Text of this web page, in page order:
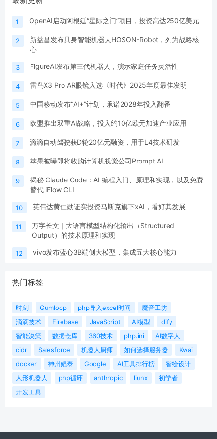
1 OpenAI启动阿根廷“星际之门”项目，投资高达250亿美元
2
新益昌发布具身智能机器人HOSON-Robot，列为战略核
心
3 FigureAI发布第三代机器人，演示家庭任务灵活性
4 雷鸟X3 Pro AR眼镜入选《时代》2025年度最佳发明
5 中国移动发布“AI+”计划，承诺2028年投入翻番
6 欧盟推出双重AI战略，投入约10亿欧元加速产业应用
7 滴滴自动驾驶获D轮20亿元融资，用于L4技术研发
8 苹果被曝即将收购计算机视觉公司Prompt AI
9
揭秘 Claude Code：AI 编程入门、原理和实现，以及免费
替代 iFlow CLI
10 英伟达黄仁勋证实投资马斯克旗下xAI，看好其发展
11
万字长文｜大语言模型结构化输出（Structured
Output）的技术原理和实现
12 vivo发布蓝心3B端侧大模型，集成五大核心能力
热门标签
时刻 Gumloop php导入excel时间
魔音工坊
滴滴技术
Firebase JavaScript AI模型
dify
智能决策
数据仓库 360技术 php.ini
AI数字人
cidr
Salesforce 机器人厨师 如何选择服务器
Kwai
docker
神州鲲泰 Google AI工具排行榜
智绘设计
人形机器人
php循环 anthropic liunx
初学者
开发工具